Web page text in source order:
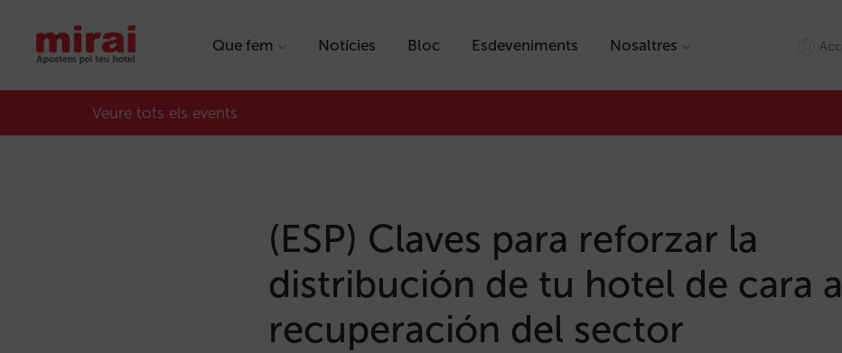
Que fem Notícies Bloc Esdeveniments Nosaltres
Veure tots els events
(ESP) Claves para reforzar la
distribución de tu hotel de cara
recuperación del sector